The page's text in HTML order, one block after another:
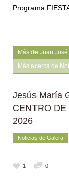
Programa
Más de Juan
Más acerca de
Jesús María
CENTRO
2026
Noticias de Galera
1 0